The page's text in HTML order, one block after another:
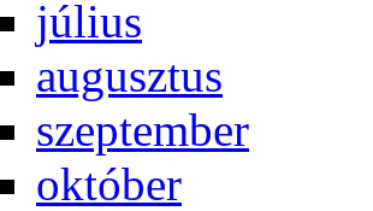
jú­li­us
au­gusz­tus
szep­tem­ber
ok­tó­ber